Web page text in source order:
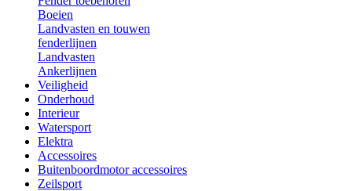
Boeien
Landvasten en touwen
fenderlijnen
Landvasten
Ankerlijnen
Veiligheid
Onderhoud
Interieur
Watersport
Elektra
Accessoires
Buitenboordmotor accessoires
Zeilsport